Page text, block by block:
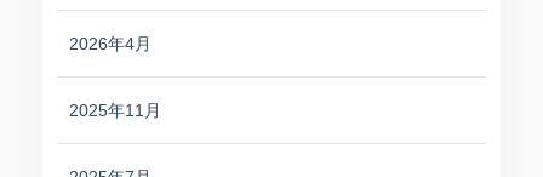
2026年4月
2025年11月